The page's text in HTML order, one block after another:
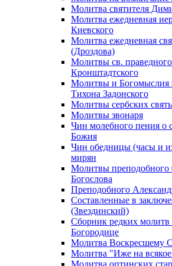
Молитва святителя
Молитва ежедневная
Киевского
Молитва ежедневная
(Дроздова)
Молитвы св.
Кронштадтского
Молитвы и Богомыслия
Тихона Задонского
Молитвы сербских
Молитвы звонаря
Чин молебного пения о
Божия
Чин обедницы (часы и
мирян
Молитвы
Богослова
Преподобного
Составленные в
(Звездинский)
Сборник редких молитв
Богородице
Молитва Воскресшему
Молитва "Иже на
Молитва оптинских